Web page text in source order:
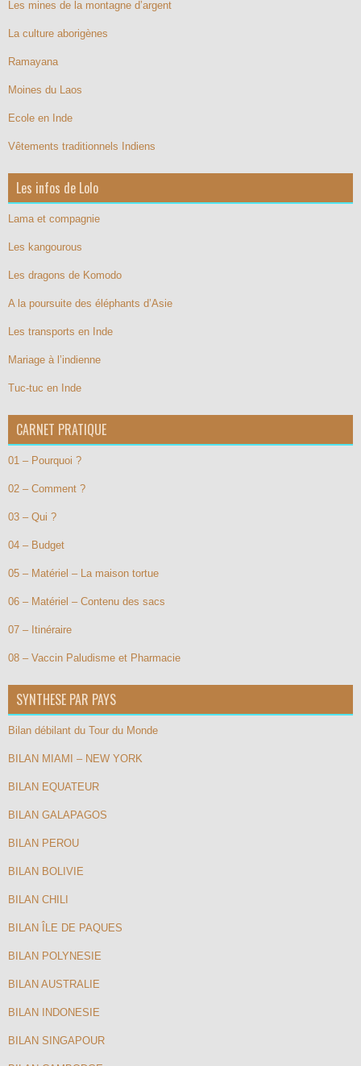
Les mines de la montagne d’argent
La culture aborigènes
Ramayana
Moines du Laos
Ecole en Inde
Vêtements traditionnels Indiens
Les infos de Lolo
Lama et compagnie
Les kangourous
Les dragons de Komodo
A la poursuite des éléphants d’Asie
Les transports en Inde
Mariage à l’indienne
Tuc-tuc en Inde
CARNET PRATIQUE
01 – Pourquoi ?
02 – Comment ?
03 – Qui ?
04 – Budget
05 – Matériel – La maison tortue
06 – Matériel – Contenu des sacs
07 – Itinéraire
08 – Vaccin Paludisme et Pharmacie
SYNTHESE PAR PAYS
Bilan débilant du Tour du Monde
BILAN MIAMI – NEW YORK
BILAN EQUATEUR
BILAN GALAPAGOS
BILAN PEROU
BILAN BOLIVIE
BILAN CHILI
BILAN ÎLE DE PAQUES
BILAN POLYNESIE
BILAN AUSTRALIE
BILAN INDONESIE
BILAN SINGAPOUR